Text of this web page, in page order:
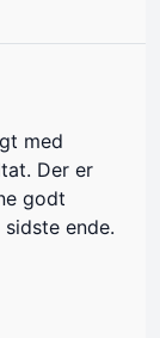
med
Der er
godt
ende.